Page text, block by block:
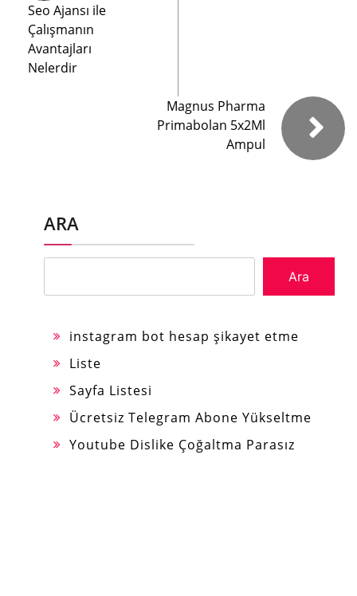
Seo Ajansı ile
Çalışmanın
Avantajları
Nelerdir
Magnus Pharma
Primabolan 5x2Ml
Ampul
ARA
Ara
instagram bot hesap şikayet etme
Liste
Sayfa Listesi
Ücretsiz Telegram Abone Yükseltme
Youtube Dislike Çoğaltma Parasız